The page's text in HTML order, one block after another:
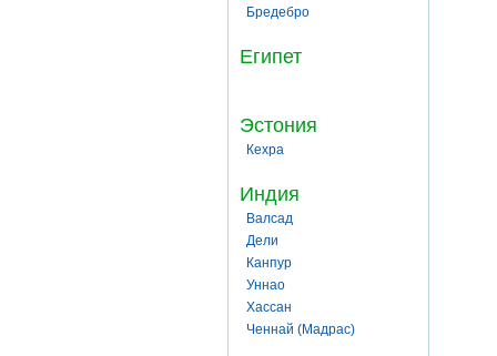
Бредебро
Египет
Эстония
Кехра
Индия
Валсад
Дели
Канпур
Уннао
Хассан
Ченнай (Мадрас)